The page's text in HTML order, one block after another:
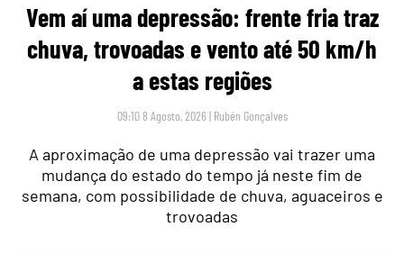
Vem aí uma depressão: frente fria traz
chuva, trovoadas e vento até 50 km/h
a estas regiões
09:10 8 Agosto, 2026 | Rubén Gonçalves
A aproximação de uma depressão vai trazer uma
mudança do estado do tempo já neste fim de
semana, com possibilidade de chuva, aguaceiros e
trovoadas